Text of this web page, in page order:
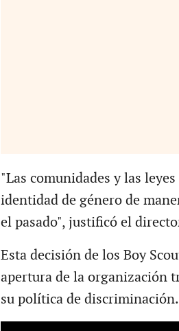
"Las comunidades y las
identidad de género de
el pasado", justificó el
Esta decisión de los Boy
apertura de la organización
su política de discriminación.